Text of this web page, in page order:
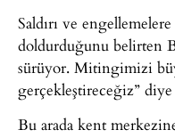
Saldırı ve
doldurduğunu belirten
sürüyor. Mitingimizi
gerçekleştireceğiz”
Bu arada kent